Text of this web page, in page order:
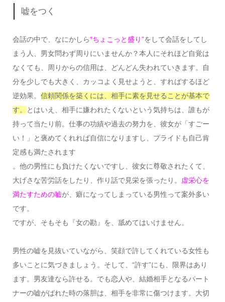
嘘をつく
会話の中で、なにかしら“ちょこっと盛り”をして会話をしてし
まう人、男女問わず周りにいませんか？本人にそれほど自覚は
なくても、周りからの信用は、どんどん失われていきます。自
分を少しでも大きく、カッコよく見せようと、すればするほど
逆効果。 信頼関係を築くには、相手に素を見せることが基本で
す。
とはいえ、相手に嫌われたくないという気持ちは、誰もが
持って当たり前。仕事の功績や過去の努力を、彼女が「すごー
い！」と褒めてくれれば自信になりますし、プライドも自己肯
定感も満たされます
。他の男性にも負けたくないですし、彼女に尊敬されたくて、
大げさな苦労話をしたり、作り話で見栄を張ったり。
虚栄心を
満たすための嘘が、癖になってしまっている男性って案外多い
です。
ですが、そもそも『女の勘』を、舐めてはいけません。
男性の嘘を見抜いていながら、笑顔で許してくれている女性も
多いことに気づきましょう。そして、“許す”にも、限界はあり
ます。男友達なら許せる。でも恋人や、結婚相手となるパート
ナーの嘘がばれた時の落胆は、相手を非常に傷つけます。大切